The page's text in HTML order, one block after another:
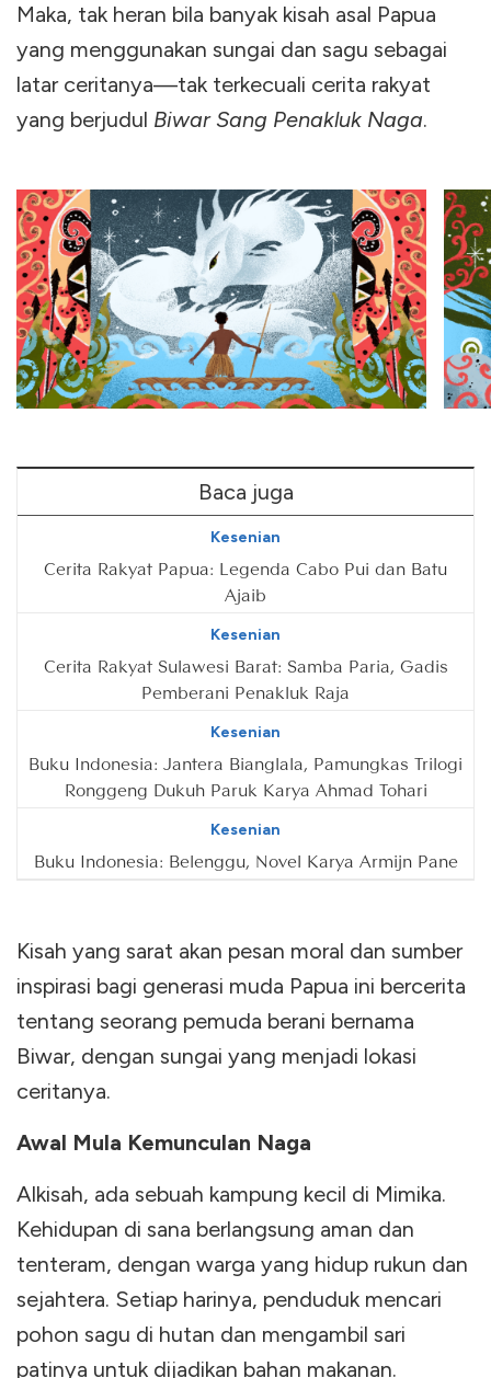
Maka, tak heran bila banyak kisah asal Papua
yang menggunakan sungai dan sagu sebagai
latar ceritanya—tak terkecuali cerita rakyat
yang berjudul Biwar Sang Penakluk Naga.
Baca juga
Kesenian
Cerita Rakyat Papua: Legenda Cabo Pui dan Batu
Ajaib
Kesenian
Cerita Rakyat Sulawesi Barat: Samba Paria, Gadis
Pemberani Penakluk Raja
Kesenian
Buku Indonesia: Jantera Bianglala, Pamungkas Trilogi
Ronggeng Dukuh Paruk Karya Ahmad Tohari
Kesenian
Buku Indonesia: Belenggu, Novel Karya Armijn Pane
Kisah yang sarat akan pesan moral dan sumber
inspirasi bagi generasi muda Papua ini bercerita
tentang seorang pemuda berani bernama
Biwar, dengan sungai yang menjadi lokasi
ceritanya.
Awal Mula Kemunculan Naga
Alkisah, ada sebuah kampung kecil di Mimika.
Kehidupan di sana berlangsung aman dan
tenteram, dengan warga yang hidup rukun dan
sejahtera. Setiap harinya, penduduk mencari
pohon sagu di hutan dan mengambil sari
patinya untuk dijadikan bahan makanan.